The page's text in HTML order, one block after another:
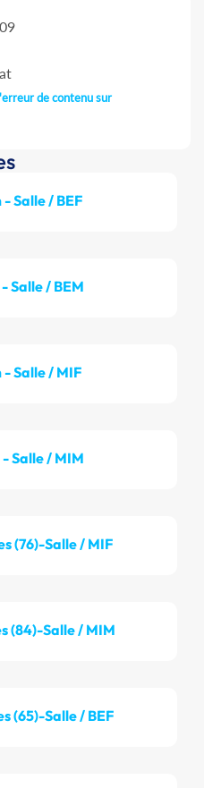
de contenu sur
Salle / BEF
Salle / BEM
- Salle / MIF
Salle / MIM
(76)-Salle / MIF
(84)-Salle / MIM
(65)-Salle / BEF